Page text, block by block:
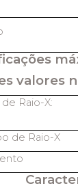
valores
Raio-X:
de Raio-X